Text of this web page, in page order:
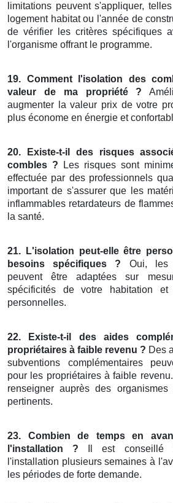
limitations peuvent s'appliquer,
logement habitat ou l'année de
de vérifier les critères spécifiques
l'organisme offrant le programme.
19. Comment l'isolation des
valeur de ma propriété ?
augmenter la valeur prix de votre
plus économe en énergie et
20. Existe-t-il des risques
combles ? Les risques sont
effectuée par des professionnels
important de s'assurer que les
inflammables retardateurs de
la santé.
21. L'isolation peut-elle être
besoins spécifiques ? Oui, les
peuvent être adaptées sur
spécificités de votre habitation
personnelles.
22. Existe-t-il des aides
propriétaires à faible revenu ? Des
subventions complémentaires
pour les propriétaires à faible
renseigner auprès des
pertinents.
23. Combien de temps en
l'installation ? Il est conseillé
l'installation plusieurs semaines à
les périodes de forte demande.